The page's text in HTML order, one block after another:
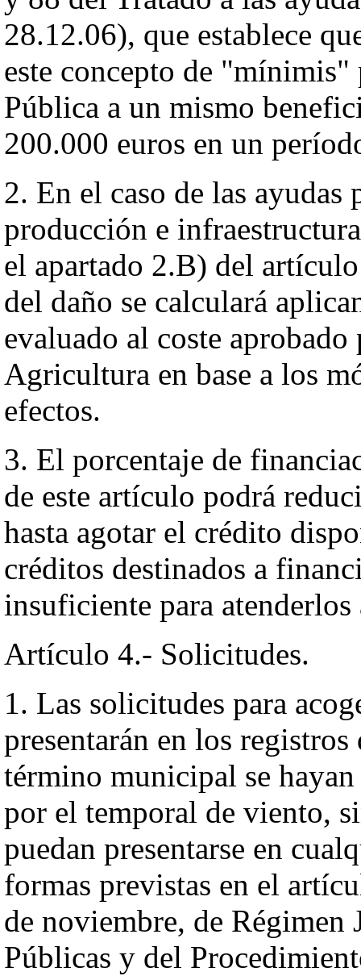
28.12.06), que establece
este concepto de
Pública a un mismo
200.000 euros en un
2. En el caso de las ayudas
producción e
el apartado 2.B) del
del daño se calculará
evaluado al coste
Agricultura en base a los
efectos.
3. El porcentaje de
de este artículo podrá
hasta agotar el crédito
créditos destinados a
insuficiente para atenderlos
Artículo 4.- Solicitudes.
1. Las solicitudes para
presentarán en los
término municipal se
por el temporal de viento,
puedan presentarse en
formas previstas en el
de noviembre, de
Públicas y del